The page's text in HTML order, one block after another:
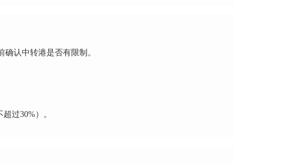
认中转港是否有限制。
过30%）。